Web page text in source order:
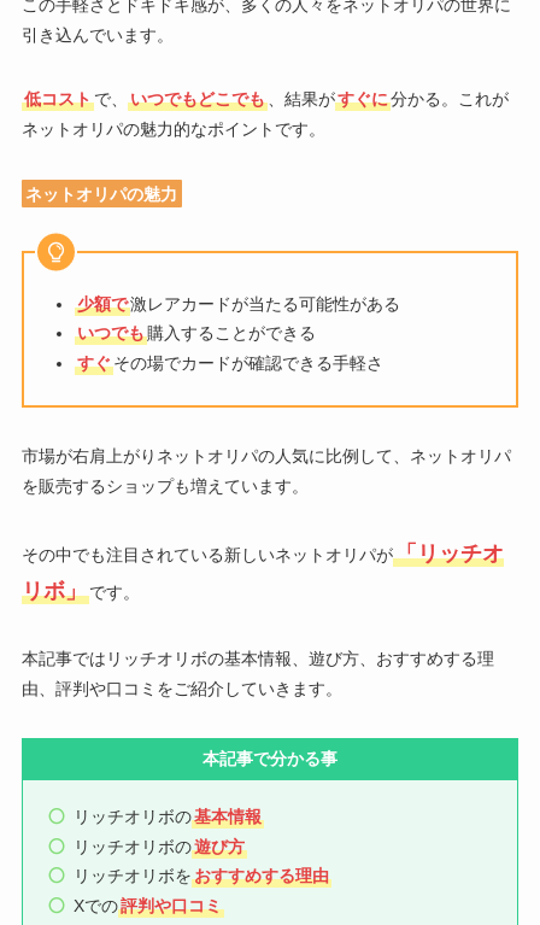
この手軽さとドキドキ感が、多くの人々をネットオリパの世界に
引き込んでいます。
低コストで、 いつでもどこでも、結果がすぐに分かる。これが
ネットオリパの魅力的なポイントです。
ネットオリパの魅力
少額で激レアカードが当たる可能性がある
いつでも購入することができる
すぐその場でカードが確認できる手軽さ
市場が右肩上がりネットオリパの人気に比例して、ネットオリパ
を販売するショップも増えています。
その中でも注目されている新しいネットオリパが「リッチオ
リボ」です。
本記事ではリッチオリボの基本情報、遊び方、おすすめする理
由、評判や口コミをご紹介していきます。
本記事で分かる事
リッチオリボの基本情報
リッチオリボの遊び方
リッチオリボをおすすめする理由
Xでの評判や口コミ